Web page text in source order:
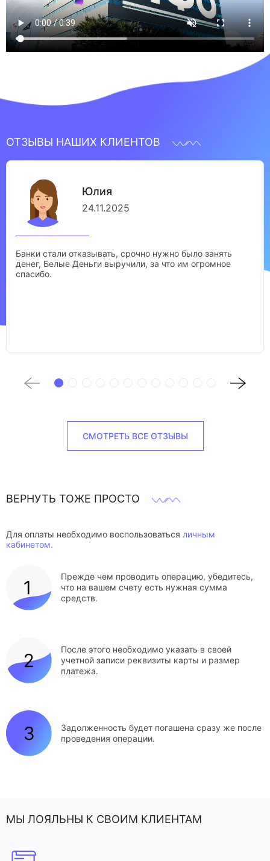
ОТЗЫВЫ НАШИХ КЛИЕНТОВ
Юлия
24.11.2025
Банки стали отказывать, срочно нужно было занять
денег, Белые Деньги выручили, за что им огромное
спасибо.
СМОТРЕТЬ ВСЕ ОТЗЫВЫ
ВЕРНУТЬ ТОЖЕ ПРОСТО
Для оплаты необходимо воспользоваться личным
кабинетом.
Прежде чем проводить операцию, убедитесь,
что на вашем счету есть нужная сумма
средств.
После этого необходимо указать в своей
учетной записи реквизиты карты и размер
платежа.
Задолженность будет погашена сразу же после
проведения операции.
МЫ ЛОЯЛЬНЫ К СВОИМ КЛИЕНТАМ